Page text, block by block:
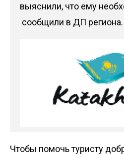
выяснили, что ему
сообщили в ДП региона.
Чтобы помочь туристу